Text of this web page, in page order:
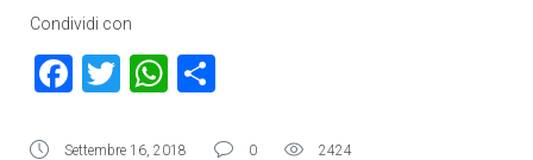
Condividi con
Facebook
TwitterWhatsApp
Settembre 16, 2018 0
2424